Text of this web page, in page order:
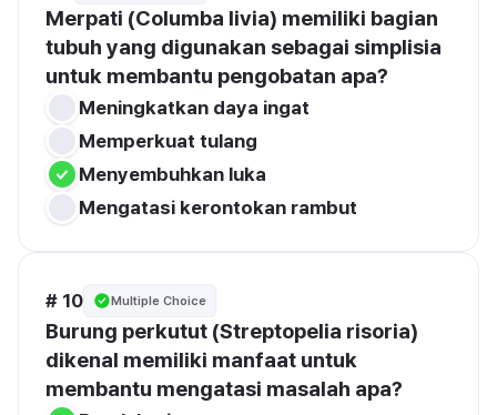
Merpati (Columba livia) memiliki bagian
tubuh yang digunakan sebagai simplisia
untuk membantu pengobatan apa?
Meningkatkan daya ingat
Memperkuat tulang
Menyembuhkan luka
Mengatasi kerontokan rambut
# 10 Multiple Choice
Burung perkutut (Streptopelia risoria)
dikenal memiliki manfaat untuk
membantu mengatasi masalah apa?